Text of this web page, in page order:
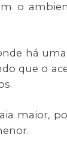
o
há
que o
maior,